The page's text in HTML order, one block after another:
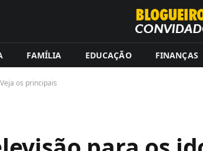
FAMÍLIA EDUCAÇÃO FINANÇAS
os principais